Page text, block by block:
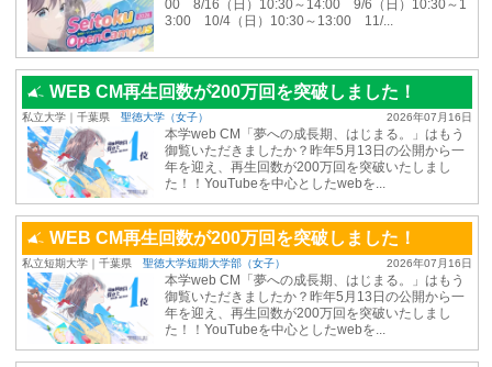
00 8/16（日）10:30～14:00 9/6（日）10:30～1
3:00 10/4（日）10:30～13:00 11/...
WEB CM再生回数が200万回を突破しました！
2026年07月16日
私立大学｜千葉県 聖徳大学（女子）
本学web CM「夢への成長期、はじまる。」はもう
御覧いただきましたか？昨年5月13日の公開から一
年を迎え、再生回数が200万回を突破いたしまし
た！！YouTubeを中心としたwebを...
WEB CM再生回数が200万回を突破しました！
2026年07月16日
私立短期大学｜千葉県 聖徳大学短期大学部（女子）
本学web CM「夢への成長期、はじまる。」はもう
御覧いただきましたか？昨年5月13日の公開から一
年を迎え、再生回数が200万回を突破いたしまし
た！！YouTubeを中心としたwebを...